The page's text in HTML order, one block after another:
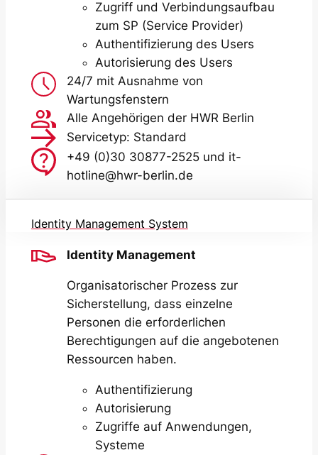
Zugriff und Verbindungsaufbau
zum SP (Service Provider)
Authentifizierung des Users
Autorisierung des Users
24/7 mit Ausnahme von
Wartungsfenstern
Alle Angehörigen der HWR Berlin
Servicetyp: Standard
+49 (0)30 30877-2525 und it-
hotline@hwr-berlin.de
Identity Management System
Identity Management
Organisatorischer Prozess zur
Sicherstellung, dass einzelne
Personen die erforderlichen
Berechtigungen auf die angebotenen
Ressourcen haben.
Authentifizierung
Autorisierung
Zugriffe auf Anwendungen,
Systeme